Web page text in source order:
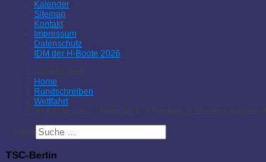
Kalender
Sitemap
Kontakt
Impressum
Datenschutz
IDM der H-Boote 2026
Aktuelle Seite:
Home
Rundschreiben
Wettfahrt
J/24 in Monaco - Renntag 1: 3 Rennen, 9 Stunden auf dem
Suchen
TSC-Berlin